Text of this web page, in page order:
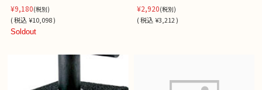
¥9,180(税別)
(税込¥10,098 )
Soldout
¥2,920(税別)
(税込 ¥3,212 )